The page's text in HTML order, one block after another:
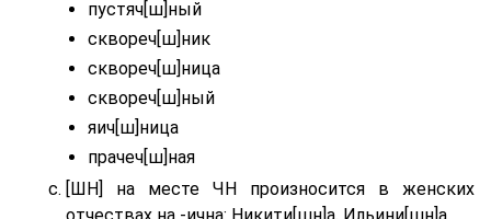
пустяч[ш]ный
сквореч[ш]ник
сквореч[ш]ница
сквореч[ш]ный
яич[ш]ница
прачеч[ш]ная
[ШН] на месте ЧН произносится в женских